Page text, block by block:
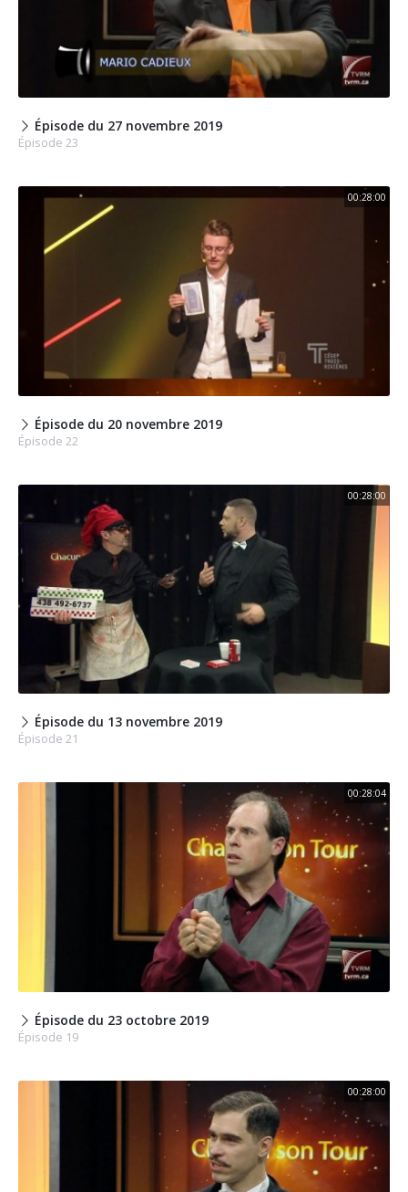
Épisode du 27 novembre 2019
Épisode 23
00:28:00
Épisode du 20 novembre 2019
Épisode 22
00:28:00
Épisode du 13 novembre 2019
Épisode 21
00:28:04
Épisode du 23 octobre 2019
Épisode 19
00:28:00